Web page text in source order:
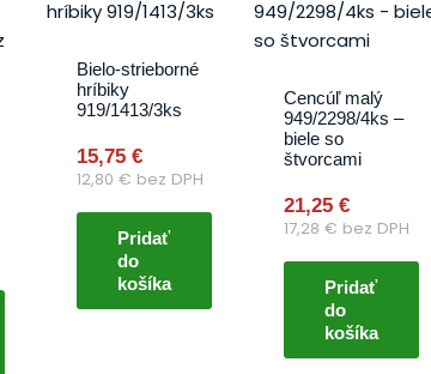
Bielo-strieborné
hríbiky
919/1413/3ks
15,75 €
12,80 € bez DPH
Pridať
do
košíka
Cencúľ malý
949/2298/4ks –
biele so
štvorcami
21,25 €
17,28 € bez DPH
Pridať
do
košíka